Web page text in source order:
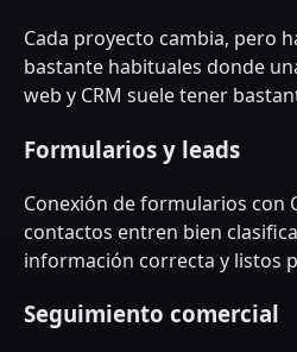
Cada proyecto cambia, pero
bastante habituales donde
web y CRM suele tener
Formularios y leads
Conexión de formularios con
contactos entren bien
información correcta y listos
Seguimiento comercial